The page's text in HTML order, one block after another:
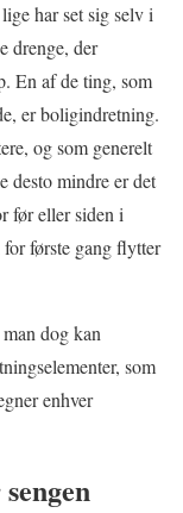
har set sig selv i
drenge, der
En af de ting, som
er boligindretning.
og som generelt
desto mindre er det
før eller siden i
første gang flytter
dog kan
som
enhver